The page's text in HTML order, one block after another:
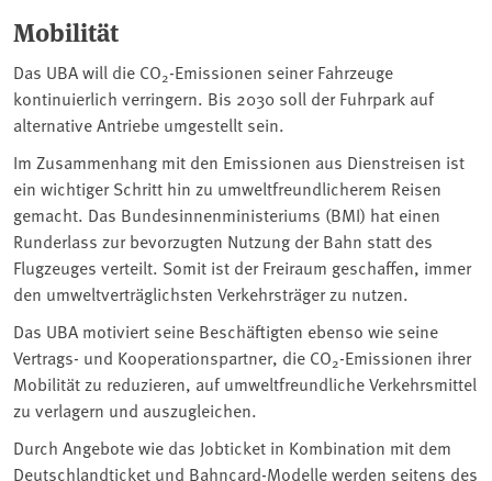
Mobilität
Das UBA will die ⁠CO2⁠-Emissionen seiner Fahrzeuge
kontinuierlich verringern. Bis 2030 soll der Fuhrpark auf
alternative Antriebe umgestellt sein.
Im Zusammenhang mit den Emissionen aus Dienstreisen ist
ein wichtiger Schritt hin zu umweltfreundlicherem Reisen
gemacht. Das Bundesinnenministeriums (BMI) hat einen
Runderlass zur bevorzugten Nutzung der Bahn statt des
Flugzeuges verteilt. Somit ist der Freiraum geschaffen, immer
den umweltverträglichsten Verkehrsträger zu nutzen.
Das UBA motiviert seine Beschäftigten ebenso wie seine
Vertrags- und Kooperationspartner, die CO2-Emissionen ihrer
Mobilität zu reduzieren, auf umweltfreundliche Verkehrsmittel
zu verlagern und auszugleichen.
Durch Angebote wie das Jobticket in Kombination mit dem
Deutschlandticket und Bahncard-Modelle werden seitens des